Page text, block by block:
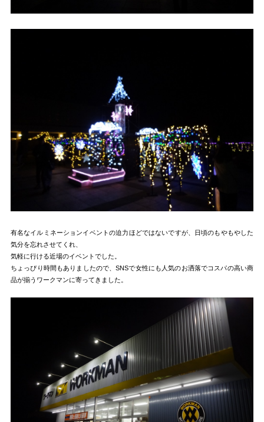
有名なイルミネーションイベントの迫力ほどではないですが、日頃のもやもやした
気分を忘れさせてくれ、
気軽に行ける近場のイベントでした。
ちょっぴり時間もありましたので、SNSで女性にも人気のお洒落でコスパの高い商
品が揃うワークマンに寄ってきました。